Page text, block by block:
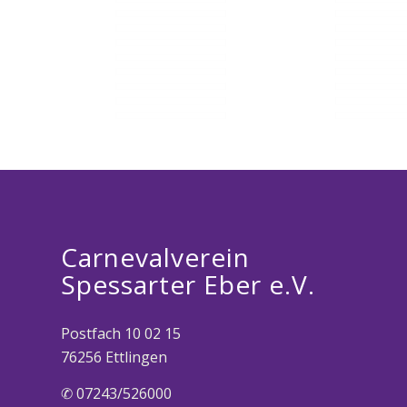
Carnevalverein
Spessarter Eber e.V.
Postfach 10 02 15
76256 Ettlingen
✆ 07243/526000